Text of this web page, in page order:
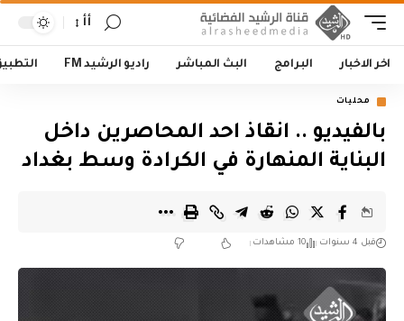
أأ
اخر الاخبار البرامج البث المباشر راديو الرشيد FM
محليات
بالفيديو .. انقاذ احد المحاصرين داخل
البناية المنهارة في الكرادة وسط بغداد
قبل 4 سنوات 10 مشاهدات